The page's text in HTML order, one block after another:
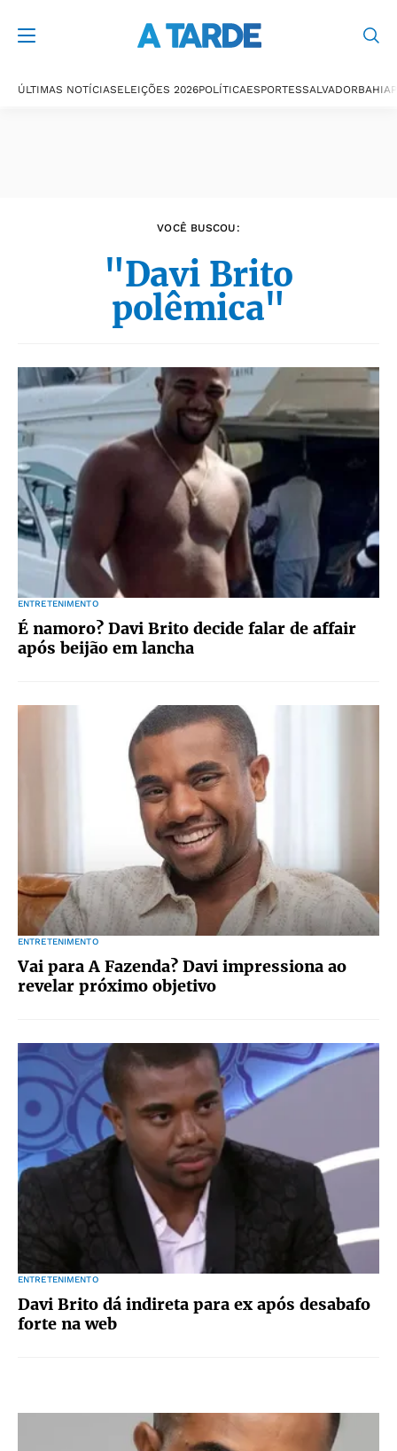
ÚLTIMAS NOTÍCIASELEIÇÕES 2026POLÍTICAESPORTESSALVADORBAHIA
VOCÊ BUSCOU:
"Davi Brito
polêmica"
ENTRETENIMENTO
É namoro? Davi Brito decide falar de affair
após beijão em lancha
ENTRETENIMENTO
Vai para A Fazenda? Davi impressiona ao
revelar próximo objetivo
ENTRETENIMENTO
Davi Brito dá indireta para ex após desabafo
forte na web